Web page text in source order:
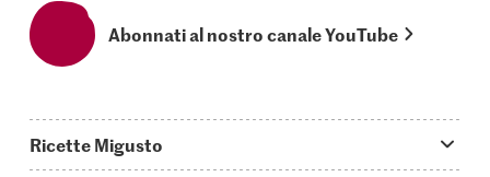
Abonnati al nostro canale YouTube
Ricette Migusto